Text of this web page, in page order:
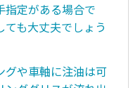
指定がある場合で
も大丈夫でしょう
グや車軸に注油は可